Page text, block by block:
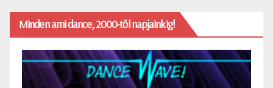
Minden ami dance, 2000-től napjainkig!